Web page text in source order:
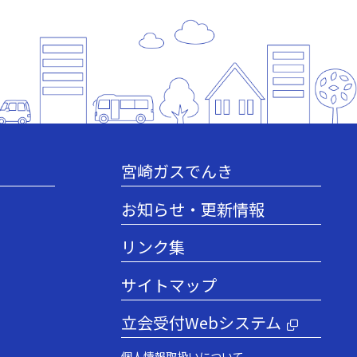
宮崎ガスでんき
お知らせ・更新情報
リンク集
サイトマップ
立会受付Webシステム